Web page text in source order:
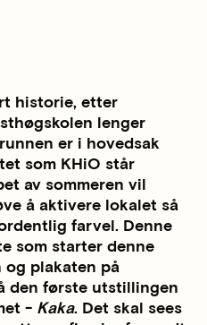
historie, etter
lenger
er i hovedsak
som KHiO står
av sommeren vil
å aktivere lokalet så
farvel. Denne
som starter denne
plakaten på
den første utstillingen
- Kaka. Det skal sees